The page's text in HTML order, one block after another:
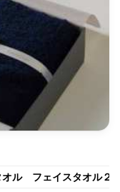
ル フェイスタオル２